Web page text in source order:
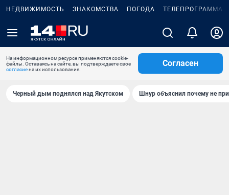
НЕДВИЖИМОСТЬ ЗНАКОМСТВА ПОГОДА ТЕЛЕПРОГРАММА
На информационном ресурсе применяются cookie-
файлы. Оставаясь на сайте, вы подтверждаете свое
согласиена их использование.
Согласен
Черный дым поднялся над Якутском Шнур объяснил почему не